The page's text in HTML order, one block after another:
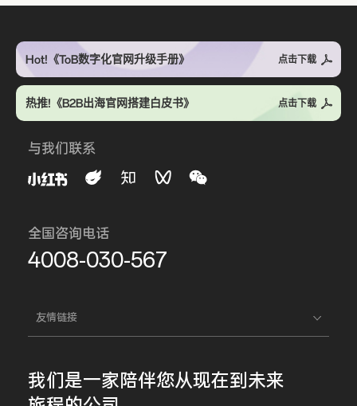
Hot!《ToB数字化官网升级手册》 点击下载
热推!《B2B出海官网搭建白皮书》 点击下载
与我们联系
全国咨询电话
4008-030-567
友情链接
我们是一家陪伴您从现在到未来